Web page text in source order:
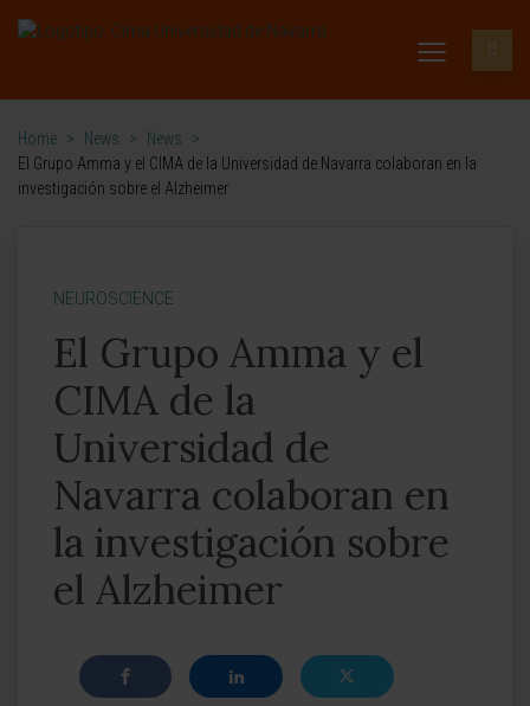
Home > News > News
>
El Grupo Amma y el CIMA de la Universidad de Navarra colaboran en la
investigación sobre el Alzheimer
NEUROSCIENCE
El Grupo Amma y el
CIMA de la
Universidad de
Navarra colaboran en
la investigación sobre
el Alzheimer